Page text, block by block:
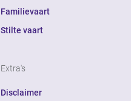
Familievaart
Stilte vaart
Extra's
Disclaimer